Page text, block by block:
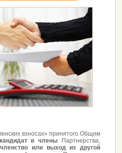
взносах» принятого Общим
кандидат в члены Партнерства,
или выход из другой